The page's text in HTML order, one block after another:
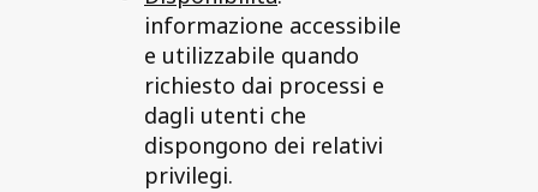
informazione accessibile
e utilizzabile quando
richiesto dai processi e
dagli utenti che
dispongono dei relativi
privilegi.